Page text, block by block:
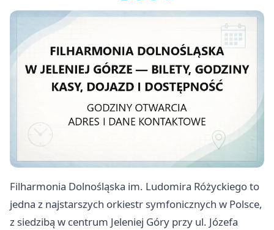
Filharmonia Dolnośląska im. Ludomira Różyckiego to
jedna z najstarszych orkiestr symfonicznych w Polsce,
z siedzibą w centrum Jeleniej Góry przy ul. Józefa